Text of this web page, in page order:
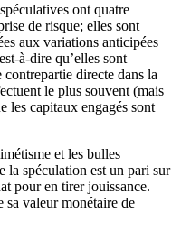
ont quatre
de risque; elles sont
aux variations anticipées
à-dire qu’elles sont
contrepartie directe dans la
le plus souvent (mais
les capitaux engagés sont
et les bulles
la spéculation est un pari sur
pour en tirer jouissance.
sa valeur monétaire de